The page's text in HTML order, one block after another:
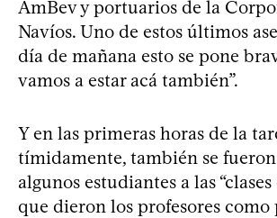
AmBev y portuarios de la
Navíos. Uno de estos últimos
día de mañana esto se pone
vamos a estar acá también”.
Y en las primeras horas de la
tímidamente, también se
algunos estudiantes a las
que dieron los profesores como